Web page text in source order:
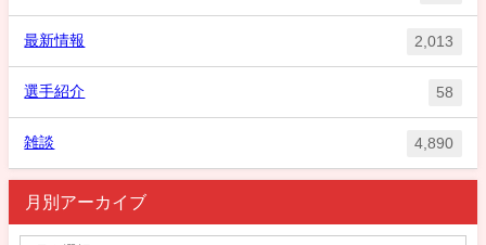
最新情報 2,013
選手紹介 58
雑談 4,890
月別アーカイブ